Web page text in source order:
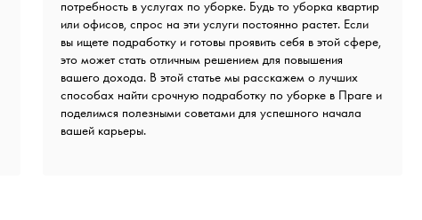
потребность в услугах по уборке. Будь то уборка квартир
или офисов, спрос на эти услуги постоянно растет. Если
вы ищете подработку и готовы проявить себя в этой сфере,
это может стать отличным решением для повышения
вашего дохода. В этой статье мы расскажем о лучших
способах найти срочную подработку по уборке в Праге и
поделимся полезными советами для успешного начала
вашей карьеры.